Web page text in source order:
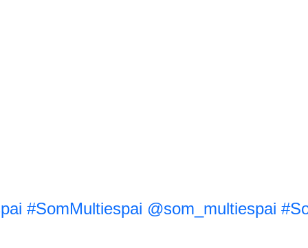
#SomMultiespai @som_multiespai